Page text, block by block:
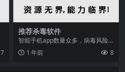
7
推荐杀毒软件
智能手机app数量众多，病毒风险
也随之增加。如何选择可靠的杀毒
软件？本文推荐几款...
1 年前 8